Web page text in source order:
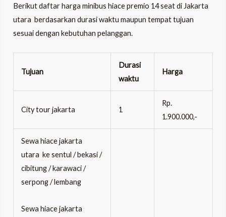
Berikut daftar harga minibus hiace premio 14 seat di Jakarta
utara berdasarkan durasi waktu maupun tempat tujuan
sesuai dengan kebutuhan pelanggan.
Tujuan
Durasi
waktu
Harga
City tour jakarta 1
Rp.
1.900.000,-
Sewa hiace jakarta
utara ke sentul / bekasi /
cibitung / karawaci /
serpong / lembang
Sewa hiace jakarta